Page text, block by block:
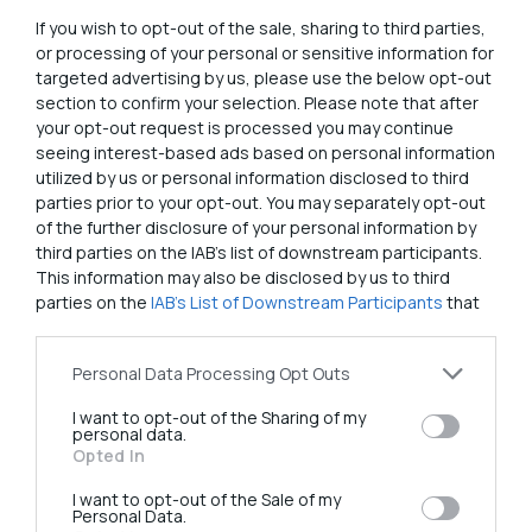
If you wish to opt-out of the sale, sharing to third parties,
or processing of your personal or sensitive information for
targeted advertising by us, please use the below opt-out
section to confirm your selection. Please note that after
your opt-out request is processed you may continue
seeing interest-based ads based on personal information
utilized by us or personal information disclosed to third
parties prior to your opt-out. You may separately opt-out
of the further disclosure of your personal information by
third parties on the IAB’s list of downstream participants.
This information may also be disclosed by us to third
parties on the IAB’s List of Downstream Participants that
Personal Data Processing Opt Outs
I want to opt-out of the Sharing of my
personal data.
Opted In
I want to opt-out of the Sale of my
Personal Data.
Τι εφαρμόζεται στις Ιστοσελίδες του Ιατρείου
σχετικά με τα προσωπικά δεδομένα των παιδιών;
Το Ιατρείο δεσμεύεται ότι δεν θα επεξεργάζεται
προσωπικά δεδομένα από επισκέπτες/ χρήστες των
Ιστοσελίδων της κάτω των δεκαέξι (16) ετών, χωρίς
να έχει εξασφαλίσει προηγουμένως την συγκατάθεση
του προσώπου που έχει τη γονική μέριμνα του
παιδιού (γονέα ή κηδεμόνα του), μέσω άμεσης
επικοινωνίας, εκτός ηλεκτρονικής σύνδεσης ή μέσω
διαδικτύου.
Υπεύθυνος για την Επεξεργασία των Προσωπικών
σας Δεδομένων
Το Ιατρείοhttps://endocrinesurgeon.gr/
ελέγχει την